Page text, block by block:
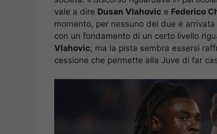
vale a dire Dusan Vlahovic e Federico
momento, per nessuno dei due è
con un fondamento di un certo livello
Vlahovic, ma la pista sembra essersi
cessione che permette alla Juve di far